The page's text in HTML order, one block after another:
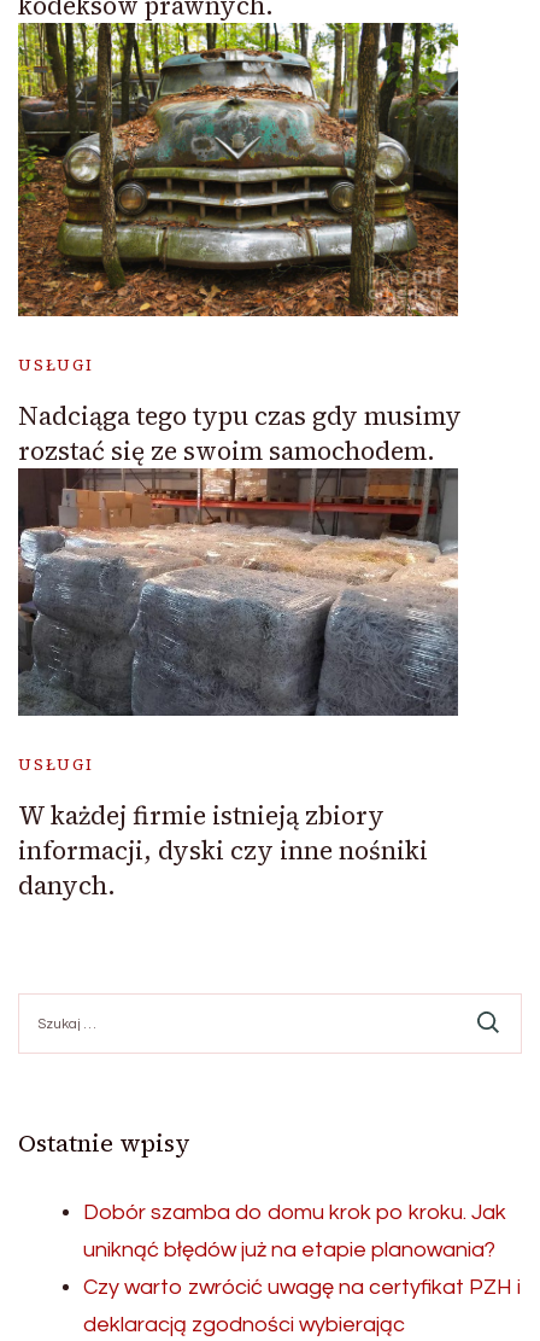
USŁUGI
Nadciąga tego typu czas gdy musimy
rozstać się ze swoim samochodem.
USŁUGI
W każdej firmie istnieją zbiory
informacji, dyski czy inne nośniki
danych.
Ostatnie wpisy
Dobór szamba do domu krok po kroku. Jak
uniknąć błędów już na etapie planowania?
Czy warto zwrócić uwagę na certyfikat PZH i
deklaracją zgodności wybierając